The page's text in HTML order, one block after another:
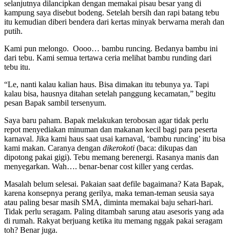
selanjutnya dilancipkan dengan memakai pisau besar yang di
kampung saya disebut bodeng. Setelah bersih dan rapi batang tebu
itu kemudian diberi bendera dari kertas minyak berwarna merah dan
putih.
Kami pun melongo. Oooo… bambu runcing. Bedanya bambu ini
dari tebu. Kami semua tertawa ceria melihat bambu runding dari
tebu itu.
“Le, nanti kalau kalian haus. Bisa dimakan itu tebunya ya. Tapi
kalau bisa, hausnya ditahan setelah panggung kecamatan,” begitu
pesan Bapak sambil tersenyum.
Saya baru paham. Bapak melakukan terobosan agar tidak perlu
repot menyediakan minuman dan makanan kecil bagi para peserta
karnaval. Jika kami haus saat usai karnaval, ‘bambu runcing’ itu bisa
kami makan. Caranya dengan dikerokoti (baca: dikupas dan
dipotong pakai gigi). Tebu memang berenergi. Rasanya manis dan
menyegarkan. Wah…. benar-benar cost killer yang cerdas.
Masalah belum selesai. Pakaian saat defile bagaimana? Kata Bapak,
karena konsepnya perang gerilya, maka teman-teman seusia saya
atau paling besar masih SMA, diminta memakai baju sehari-hari.
Tidak perlu seragam. Paling ditambah sarung atau asesoris yang ada
di rumah. Rakyat berjuang ketika itu memang nggak pakai seragam
toh? Benar juga.